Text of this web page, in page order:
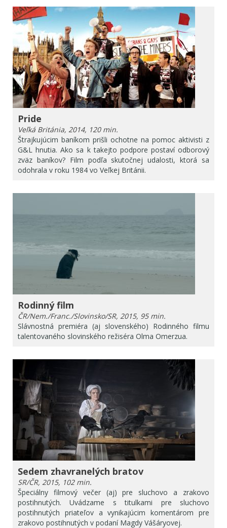
Pride
Veľká Británia, 2014, 120 min.
Štrajkujúcim baníkom prišli ochotne na pomoc aktivisti z
G&L hnutia. Ako sa k takejto podpore postaví odborový
zväz baníkov? Film podľa skutočnej udalosti, ktorá sa
odohrala v roku 1984 vo Veľkej Británii.
Rodinný film
ČR/Nem./Franc./Slovinsko/SR, 2015, 95 min.
Slávnostná premiéra (aj slovenského) Rodinného filmu
talentovaného slovinského režiséra Olma Omerzua.
Sedem zhavranelých bratov
SR/ČR, 2015, 102 min.
Špeciálny filmový večer (aj) pre sluchovo a zrakovo
postihnutých. Uvádzame s titulkami pre sluchovo
postihnutých priateľov a vynikajúcim komentárom pre
zrakovo postihnutých v podaní Magdy Vášáryovej.